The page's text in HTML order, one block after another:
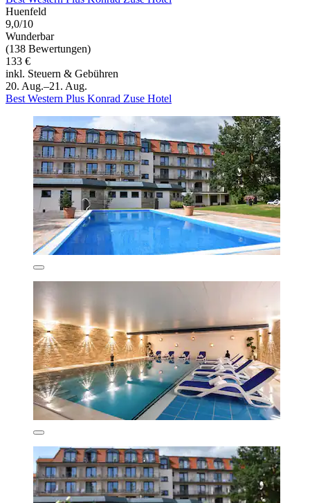
Huenfeld
9,0/10
Wunderbar
(138 Bewertungen)
133 €
inkl. Steuern & Gebühren
20. Aug.–21. Aug.
Best Western Plus Konrad Zuse Hotel